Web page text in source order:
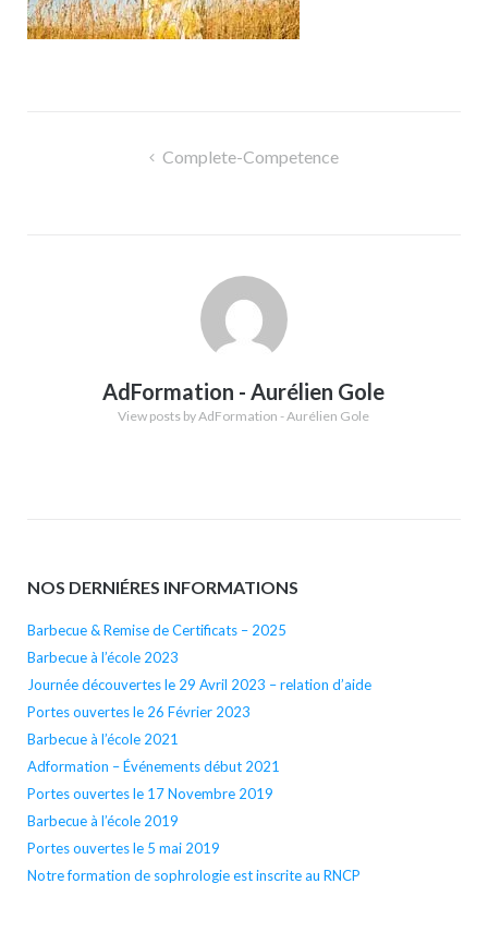
Navigation Complete-Competence
AdFormation - Aurélien Gole
View posts by AdFormation - Aurélien Gole
NOS DERNIÉRES INFORMATIONS
Barbecue & Remise de Certificats – 2025
Barbecue à l’école 2023
Journée découvertes le 29 Avril 2023 – relation d’aide
Portes ouvertes le 26 Février 2023
Barbecue à l’école 2021
Adformation – Événements début 2021
Portes ouvertes le 17 Novembre 2019
Barbecue à l’école 2019
Portes ouvertes le 5 mai 2019
Notre formation de sophrologie est inscrite au RNCP